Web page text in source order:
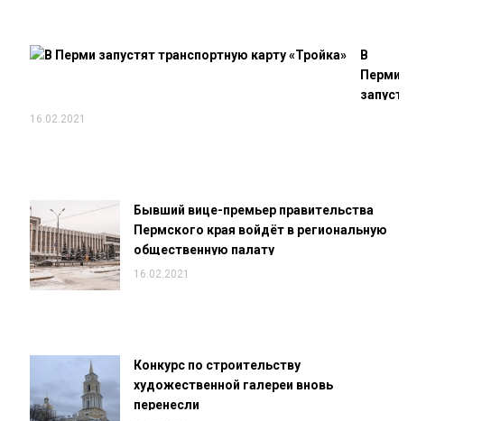
В
Перми
запустят
16.02.2021
Бывший вице-премьер правительства
Пермского края войдёт в региональную
общественную палату
16.02.2021
Конкурс по строительству
художественной галереи вновь
перенесли